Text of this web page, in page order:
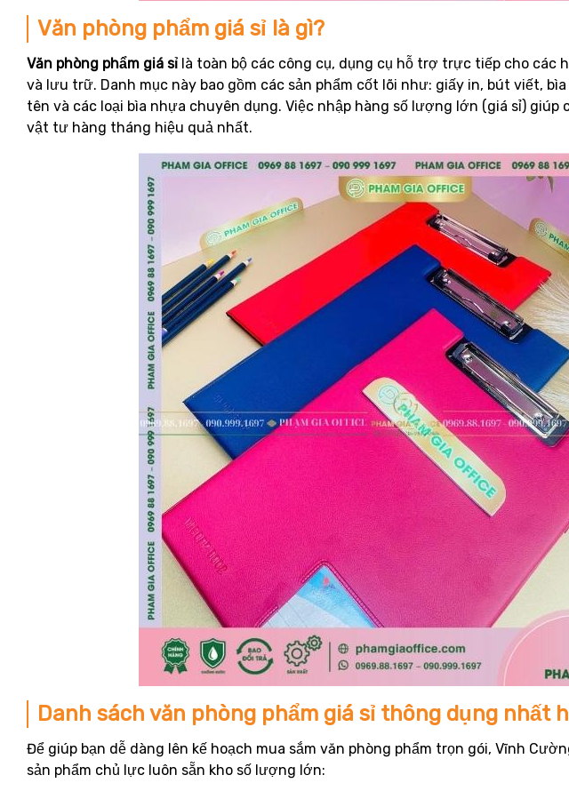
Văn phòng phẩm giá sỉ là gì?
Văn phòng phẩm giá sỉ là toàn bộ các công cụ, dụng cụ hỗ trợ trực tiếp cho các
và lưu trữ. Danh mục này bao gồm các sản phẩm cốt lõi như: giấy in, bút viết,
tên và các loại bìa nhựa chuyên dụng. Việc nhập hàng số lượng lớn (giá sỉ) giúp
vật tư hàng tháng hiệu quả nhất.
Danh sách văn phòng phẩm giá sỉ thông dụng nhất
Để giúp bạn dễ dàng lên kế hoạch mua sắm văn phòng phẩm trọn gói, Vĩnh
sản phẩm chủ lực luôn sẵn kho số lượng lớn: